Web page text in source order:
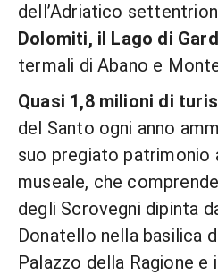
dell’Adriatico
Dolomiti, il Lago di
termali di Abano e
Quasi 1,8 milioni di
del Santo ogni anno
suo pregiato
museale, che
degli Scrovegni dipinta
Donatello nella basilica
Palazzo della Ragione